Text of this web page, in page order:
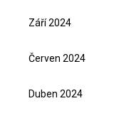
Září 2024
Červen 2024
Duben 2024